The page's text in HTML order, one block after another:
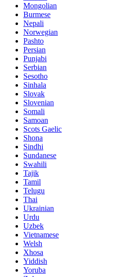
Mongolian
Burmese
Nepali
Norwegian
Pashto
Persian
Punjabi
Serbian
Sesotho
Sinhala
Slovak
Slovenian
Somali
Samoan
Scots Gaelic
Shona
Sindhi
Sundanese
Swahili
Tajik
Tamil
Telugu
Thai
Ukrainian
Urdu
Uzbek
Vietnamese
Welsh
Xhosa
Yiddish
Yoruba